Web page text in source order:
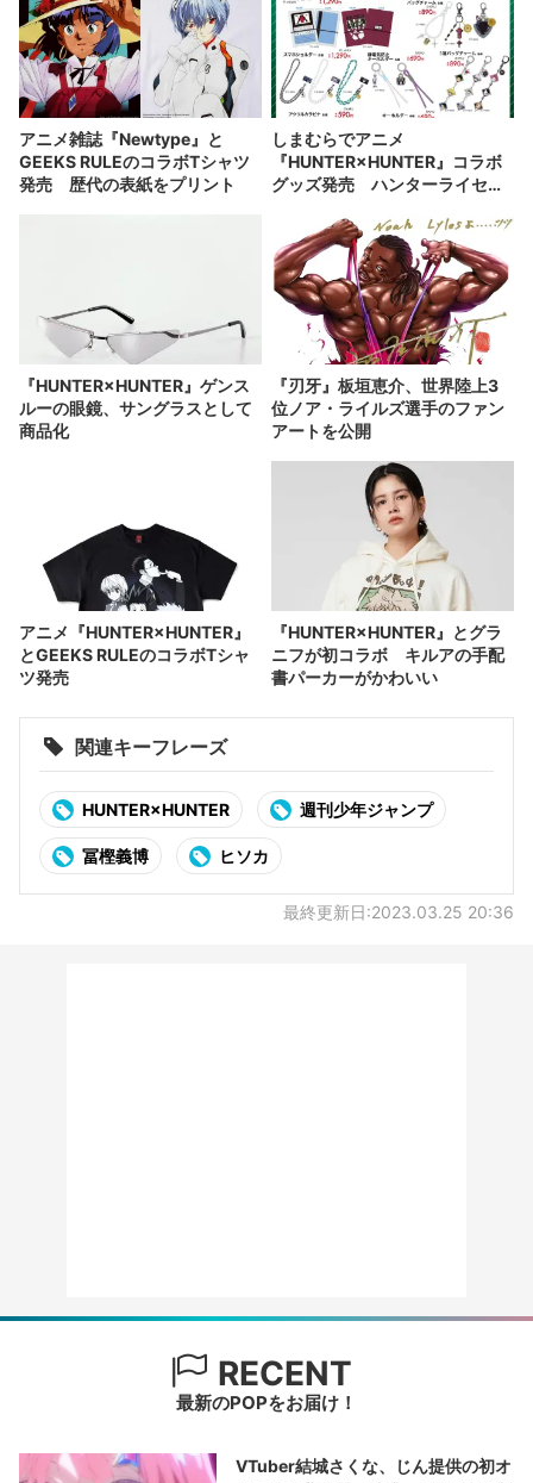
アニメ雑誌『Newtype』と
GEEKS RULEのコラボTシャツ
発売 歴代の表紙をプリント
しまむらでアニメ
『HUNTER×HUNTER』コラボ
グッズ発売 ハンターライセン
『HUNTER×HUNTER』ゲンス
ルーの眼鏡、サングラスとして
商品化
『刃牙』板垣恵介、世界陸上3
位ノア・ライルズ選手のファン
アートを公開
アニメ『HUNTER×HUNTER』
とGEEKS RULEのコラボTシャ
ツ発売
『HUNTER×HUNTER』とグラ
ニフが初コラボ キルアの手配
書パーカーがかわいい
関連キーフレーズ
HUNTER×HUNTER 週刊少年ジャンプ
冨樫義博 ヒソカ
最終更新日:2023.03.25 20:36
RECENT
最新のPOPをお届け！
VTuber結城さくな、じん提供の初オ